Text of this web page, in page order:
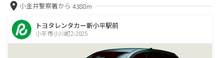
小金井警察署から 4388m
トヨタレンタカー新小平駅前
小平市小川町2-2025